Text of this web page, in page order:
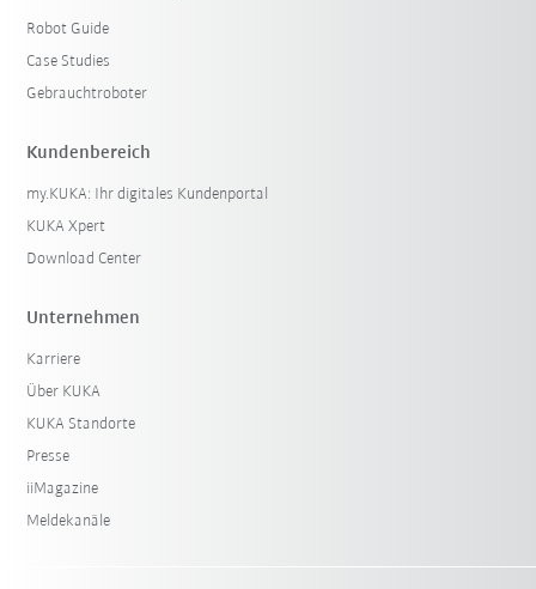
Robot Guide
Case Studies
Gebrauchtroboter
Kundenbereich
my.KUKA: Ihr digitales Kundenportal
KUKA Xpert
Download Center
Unternehmen
Karriere
Über KUKA
KUKA Standorte
Presse
iiMagazine
Meldekanäle